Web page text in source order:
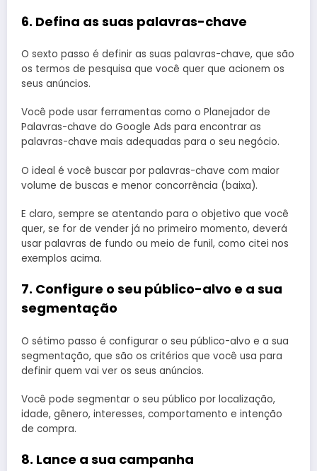
6. Defina as suas palavras-chave
O sexto passo é definir as suas palavras-chave, que são
os termos de pesquisa que você quer que acionem os
seus anúncios.
Você pode usar ferramentas como o Planejador de
Palavras-chave do Google Ads para encontrar as
palavras-chave mais adequadas para o seu negócio.
O ideal é você buscar por palavras-chave com maior
volume de buscas e menor concorrência (baixa).
E claro, sempre se atentando para o objetivo que você
quer, se for de vender já no primeiro momento, deverá
usar palavras de fundo ou meio de funil, como citei nos
exemplos acima.
7. Configure o seu público-alvo e a sua
segmentação
O sétimo passo é configurar o seu público-alvo e a sua
segmentação, que são os critérios que você usa para
definir quem vai ver os seus anúncios.
Você pode segmentar o seu público por localização,
idade, gênero, interesses, comportamento e intenção
de compra.
8. Lance a sua campanha